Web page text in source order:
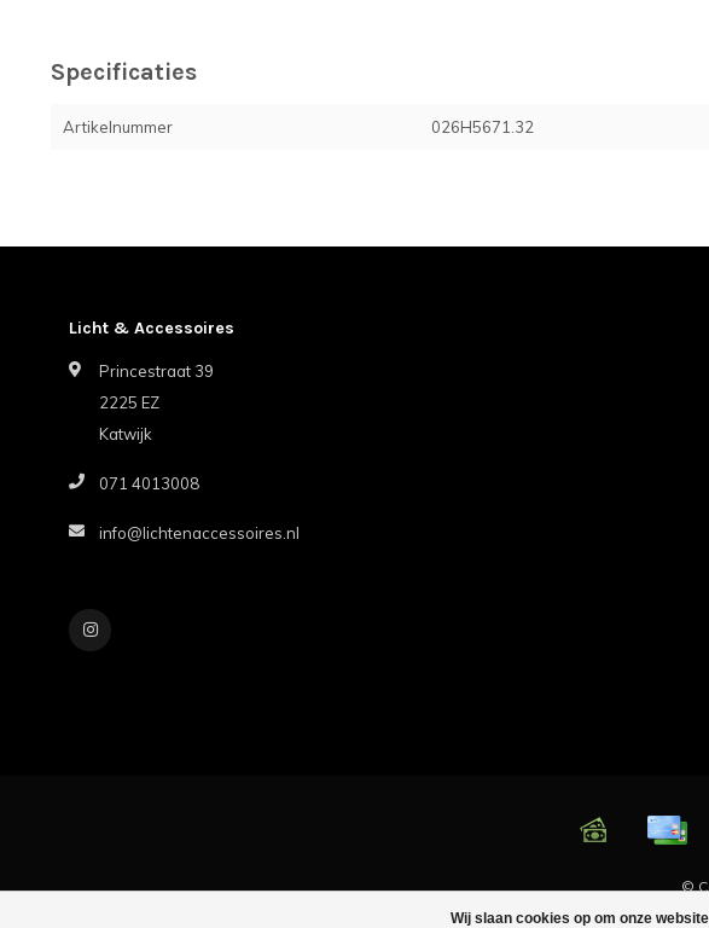
Specificaties
Artikelnummer 026H5671.32
Wij slaan cookies op om onze
Licht & Accessoires
Princestraat 39
2225 EZ
Katwijk
071 4013008
info@lichtenaccessoires.nl
©